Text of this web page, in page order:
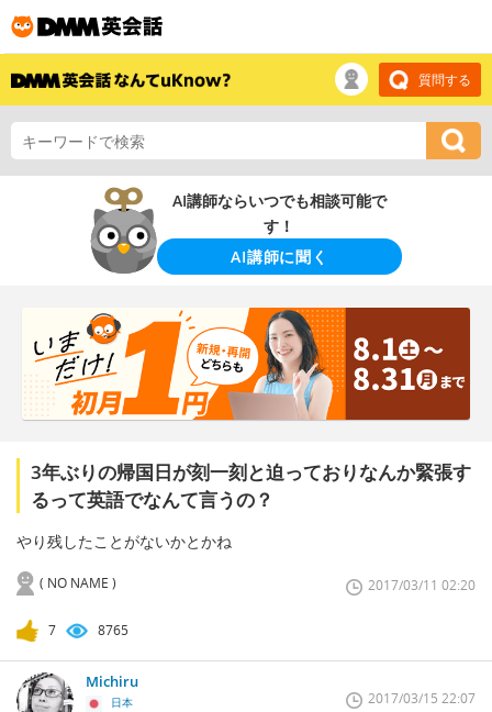
質問する
AI講師ならいつでも相談可能で
す！
AI講師に聞く
3年ぶりの帰国日が刻一刻と迫っておりなんか緊張す
るって英語でなんて言うの？
やり残したことがないかとかね
( NO NAME ) 2017/03/11 02:20
7 8765
Michiru
日本 2017/03/15 22:07